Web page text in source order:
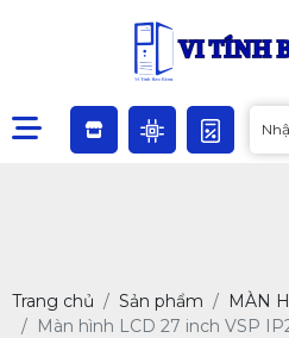
Trang chủ Sản phẩm MÀN
Màn hình LCD 27 inch VSP